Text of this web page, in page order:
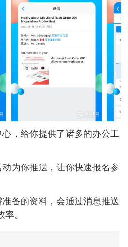
，给你提供了诸多的办公工
为你推送，让你快速报名参
备的资料，会通过消息推送
。